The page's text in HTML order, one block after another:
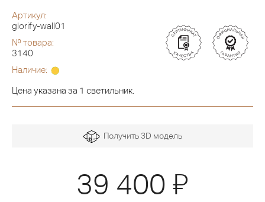
Артикул:
glorify-wall01
№ товара:
3140
Наличие:
Цена указана за 1 светильник.
Получить 3D модель
39 400 Я